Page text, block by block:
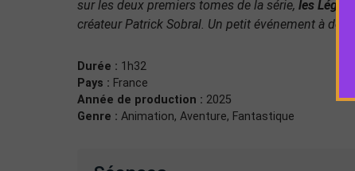
sur les deux premiers tomes de la série, les
créateur Patrick Sobral. Un petit événement à
Durée : 1h32
Pays : France
Année de production : 2025
Genre : Animation, Aventure, Fantastique